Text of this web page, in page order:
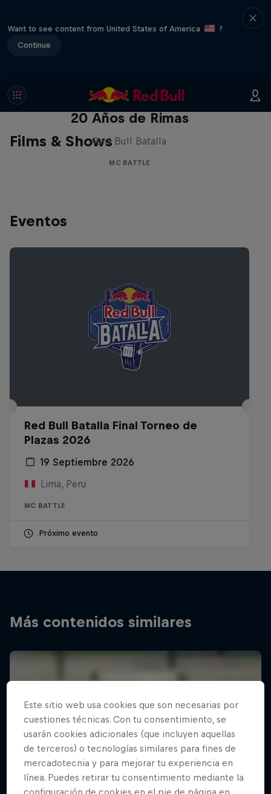
Want to see content from United States of America
?
Continue
Films & Shows
Red Bull Batalla Nueva Historia:
20 Años de Rimas
Red Bull Batalla
MC BATTLE
Eventos
Red Bull Batalla Final Torneo de
Plazas 2026
19 Septiembre 2026
Lima, Peru
MC BATTLE
Próximo evento
Más contenidos similares
Este sitio web usa cookies que son necesarias por
cuestiones técnicas. Con tu consentimiento, se
usarán cookies adicionales (que incluyen aquellas
de terceros) o tecnologías similares para fines de
mercadotecnia y para mejorar tu experiencia en
línea. Puedes retirar tu consentimiento mediante la